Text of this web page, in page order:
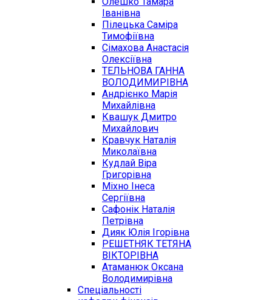
Іванівна
Пілецька Саміра
Тимофіївна
Сімахова Анастасія
Олексіївна
ТЕЛЬНОВА ГАННА
ВОЛОДИМИРІВНА
Андрієнко Марія
Михайлівна
Квашук Дмитро
Михайлович
Кравчук Наталія
Миколаївна
Кудлай Віра
Григорівна
Міхно Інеса
Сергіївна
Сафонік Наталія
Петрівна
Дияк Юлія Ігорівна
РЕШЕТНЯК ТЕТЯНА
ВІКТОРІВНА
Атаманюк Оксана
Володимирівна
Спеціальності